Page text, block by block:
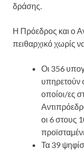
δράσης.
Η Πρόεδρος και ο
πειθαρχικό χωρίς
Οι 356
υπηρετούν
οποίοι/ες
οι 6 στους
Τα 39